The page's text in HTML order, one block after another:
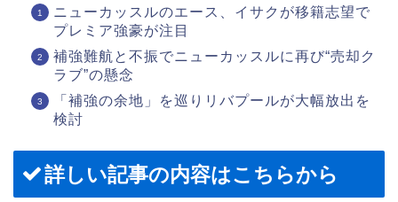
ニューカッスルのエース、イサクが移籍志望で
プレミア強豪が注目
補強難航と不振でニューカッスルに再び“売却ク
ラブ”の懸念
「補強の余地」を巡りリバプールが大幅放出を
検討
詳しい記事の内容はこちらから